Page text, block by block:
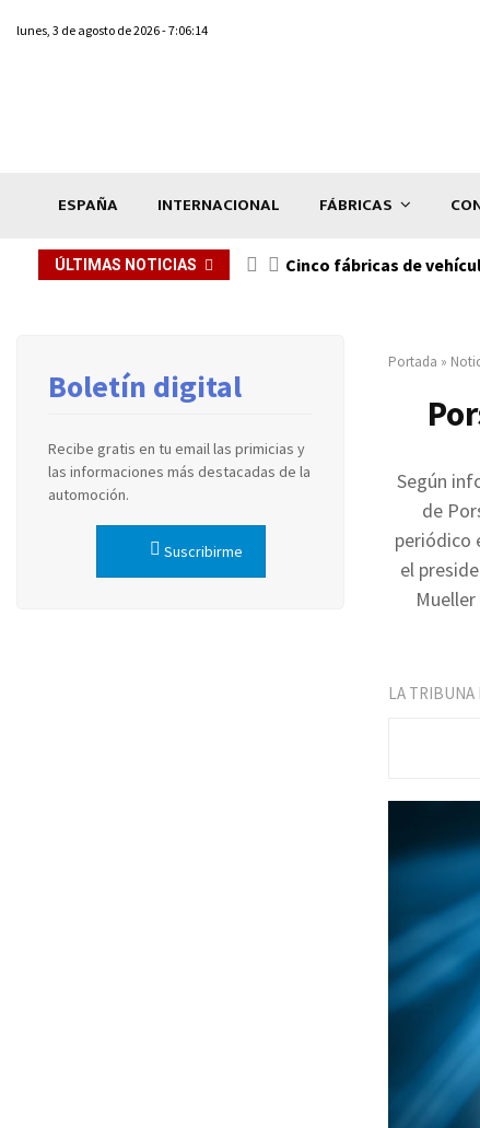
lunes, 3 de agosto de 2026 - 7:06:14
ESPAÑA INTERNACIONAL FÁBRICAS
ÚLTIMAS NOTICIAS Cinco fábricas de
Portada »
Según
de
periódico
el
LA TRIBUNA
Boletín digital
Recibe gratis en tu email las primicias y
las informaciones más destacadas de la
automoción.
Suscribirme